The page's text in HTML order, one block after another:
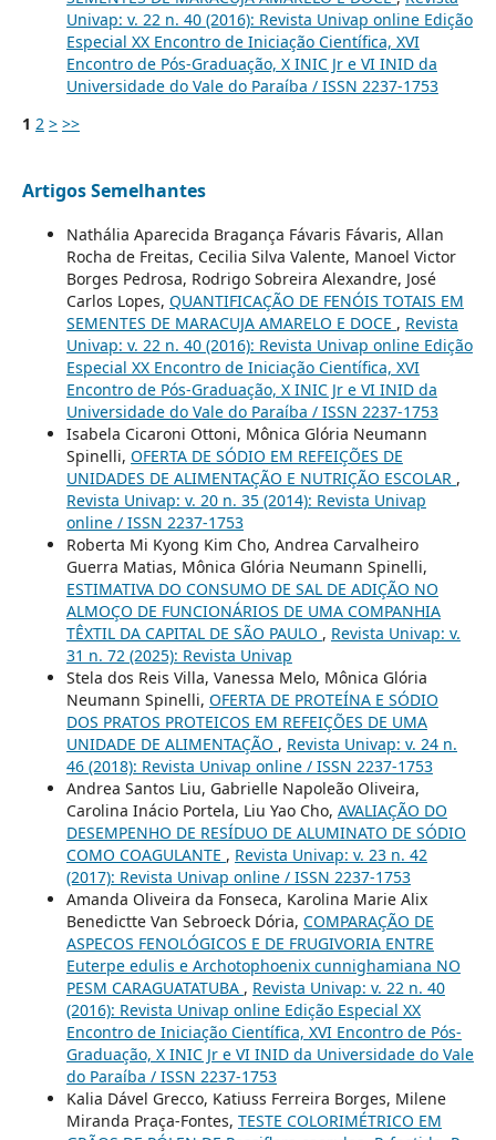
Univap: v. 22 n. 40 (2016): Revista Univap online Edição
Especial XX Encontro de Iniciação Científica, XVI
Encontro de Pós-Graduação, X INIC Jr e VI INID da
Universidade do Vale do Paraíba / ISSN 2237-1753
1 2 > >>
Artigos Semelhantes
Nathália Aparecida Bragança Fávaris Fávaris, Allan
Rocha de Freitas, Cecilia Silva Valente, Manoel Victor
Borges Pedrosa, Rodrigo Sobreira Alexandre, José
Carlos Lopes, QUANTIFICAÇÃO DE FENÓIS TOTAIS EM
SEMENTES DE MARACUJA AMARELO E DOCE , Revista
Univap: v. 22 n. 40 (2016): Revista Univap online Edição
Especial XX Encontro de Iniciação Científica, XVI
Encontro de Pós-Graduação, X INIC Jr e VI INID da
Universidade do Vale do Paraíba / ISSN 2237-1753
Isabela Cicaroni Ottoni, Mônica Glória Neumann
Spinelli, OFERTA DE SÓDIO EM REFEIÇÕES DE
UNIDADES DE ALIMENTAÇÃO E NUTRIÇÃO ESCOLAR ,
Revista Univap: v. 20 n. 35 (2014): Revista Univap
online / ISSN 2237-1753
Roberta Mi Kyong Kim Cho, Andrea Carvalheiro
Guerra Matias, Mônica Glória Neumann Spinelli,
ESTIMATIVA DO CONSUMO DE SAL DE ADIÇÃO NO
ALMOÇO DE FUNCIONÁRIOS DE UMA COMPANHIA
TÊXTIL DA CAPITAL DE SÃO PAULO , Revista Univap: v.
31 n. 72 (2025): Revista Univap
Stela dos Reis Villa, Vanessa Melo, Mônica Glória
Neumann Spinelli, OFERTA DE PROTEÍNA E SÓDIO
DOS PRATOS PROTEICOS EM REFEIÇÕES DE UMA
UNIDADE DE ALIMENTAÇÃO , Revista Univap: v. 24 n.
46 (2018): Revista Univap online / ISSN 2237-1753
Andrea Santos Liu, Gabrielle Napoleão Oliveira,
Carolina Inácio Portela, Liu Yao Cho, AVALIAÇÃO DO
DESEMPENHO DE RESÍDUO DE ALUMINATO DE SÓDIO
COMO COAGULANTE , Revista Univap: v. 23 n. 42
(2017): Revista Univap online / ISSN 2237-1753
Amanda Oliveira da Fonseca, Karolina Marie Alix
Benedictte Van Sebroeck Dória, COMPARAÇÃO DE
ASPECOS FENOLÓGICOS E DE FRUGIVORIA ENTRE
Euterpe edulis e Archotophoenix cunnighamiana NO
PESM CARAGUATATUBA , Revista Univap: v. 22 n. 40
(2016): Revista Univap online Edição Especial XX
Encontro de Iniciação Científica, XVI Encontro de Pós-
Graduação, X INIC Jr e VI INID da Universidade do Vale
do Paraíba / ISSN 2237-1753
Kalia Dável Grecco, Katiuss Ferreira Borges, Milene
Miranda Praça-Fontes, TESTE COLORIMÉTRICO EM